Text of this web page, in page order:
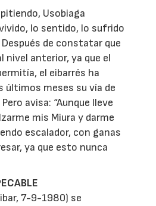
Usobiaga
lo sentido, lo sufrido
de constatar que
nivel anterior, ya que el
el eibarrés ha
últimos meses su vía de
avisa: “Aunque lleve
mis Miura y darme
escalador, con ganas
ya que esto nunca
7-9-1980) se